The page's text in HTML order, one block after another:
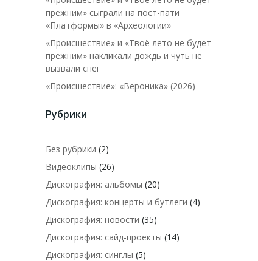
прежним» сыграли на пост-пати
«Платформы» в «Археологии»
«Происшествие» и «Твоё лето не будет
прежним» накликали дождь и чуть не
вызвали снег
«Происшествие»: «Вероника» (2026)
Рубрики
Без рубрики (2)
Видеоклипы (26)
Дискография: альбомы (20)
Дискография: концерты и бутлеги (4)
Дискография: новости (35)
Дискография: сайд-проекты (14)
Дискография: синглы (5)